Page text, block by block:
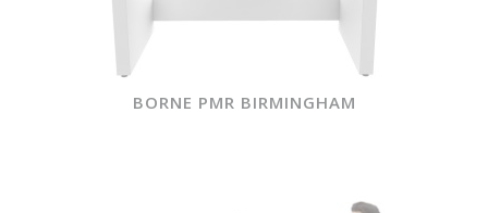
BORNE PMR BIRMINGHAM